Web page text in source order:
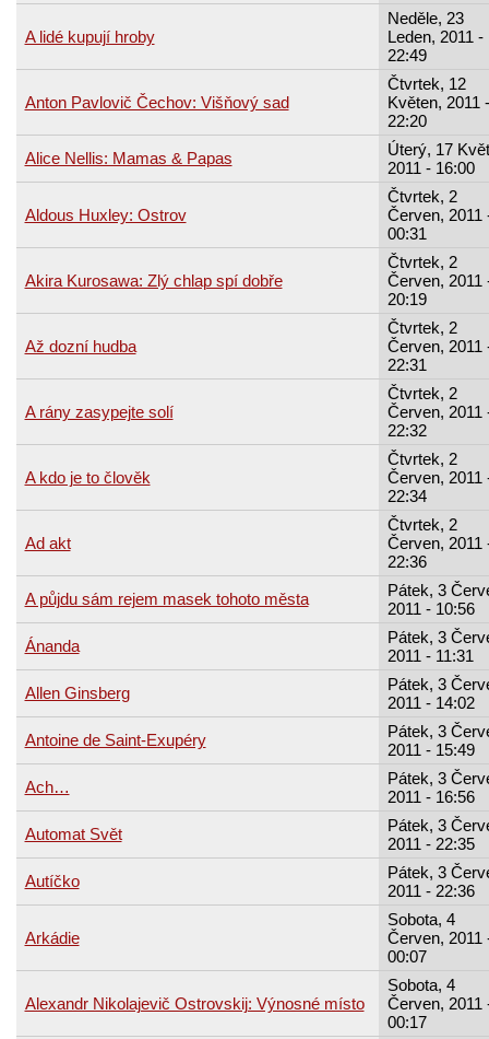
A lidé kupují hroby
Neděle, 23
Leden, 2011 -
22:49
Anton Pavlovič Čechov: Višňový sad
Čtvrtek, 12
Květen, 2011 -
22:20
Alice Nellis: Mamas & Papas
Úterý, 17
2011 - 16:00
Aldous Huxley: Ostrov
Čtvrtek, 2
Červen, 2011
00:31
Akira Kurosawa: Zlý chlap spí dobře
Čtvrtek, 2
Červen, 2011
20:19
Až dozní hudba
Čtvrtek, 2
Červen, 2011
22:31
A rány zasypejte solí
Čtvrtek, 2
Červen, 2011
22:32
A kdo je to člověk
Čtvrtek, 2
Červen, 2011
22:34
Ad akt
Čtvrtek, 2
Červen, 2011
22:36
A půjdu sám rejem masek tohoto města
Pátek, 3
2011 - 10:56
Ánanda
Pátek, 3
2011 - 11:31
Allen Ginsberg
Pátek, 3
2011 - 14:02
Antoine de Saint-Exupéry
Pátek, 3
2011 - 15:49
Ach…
Pátek, 3
2011 - 16:56
Automat Svět
Pátek, 3
2011 - 22:35
Autíčko
Pátek, 3
2011 - 22:36
Arkádie
Sobota, 4
Červen, 2011
00:07
Alexandr Nikolajevič Ostrovskij: Výnosné místo
Sobota, 4
Červen, 2011
00:17